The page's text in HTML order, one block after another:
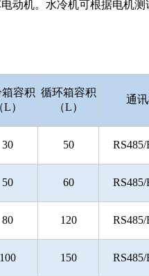
机。水冷机可根据电机
容积
L）
循环箱容积
（L）
通
30 50 RS485/
50 60 RS485/
80 120 RS485/
100 150 RS485/